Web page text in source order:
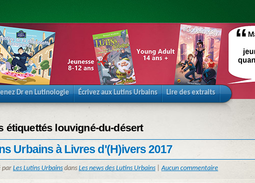
Dr en Lutinologie Écrivez aux Lutins Urbains Lire des extraits
étiquettés louvigné-du-désert
Urbains à Livres d'(H)ivers 2017
par Les Lutins Urbains dans Les news des Lutins Urbains |Aucun commentaire